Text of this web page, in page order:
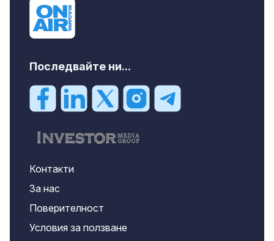
Последвайте ни...
Контакти
За нас
Поверителност
Условия за ползване